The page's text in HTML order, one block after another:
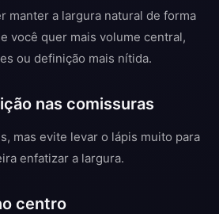
manter a largura natural de forma
você quer mais volume central,
ou definição mais nítida.
nas comissuras
mas evite levar o lápis muito para
enfatizar a largura.
centro